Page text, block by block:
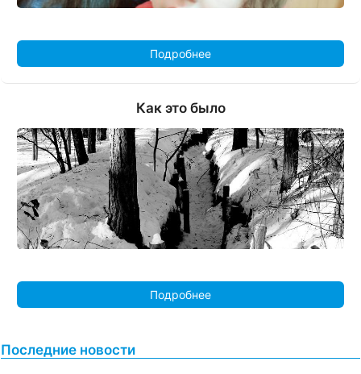
Подробнее
Как это было
Подробнее
Последние новости